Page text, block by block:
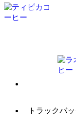
トラックバ